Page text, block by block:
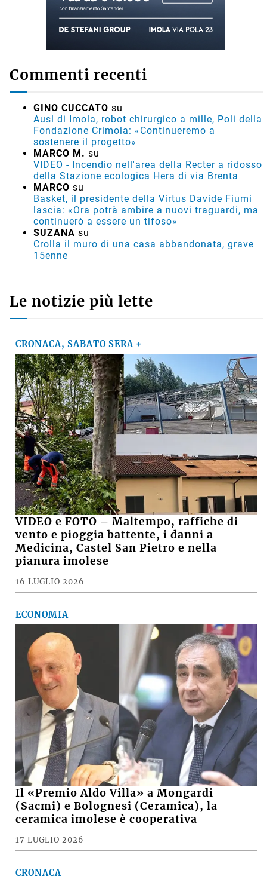
Commenti recenti
GINO CUCCATO su
Ausl di Imola, robot chirurgico a mille, Poli della
Fondazione Crimola: «Continueremo a
sostenere il progetto»
MARCO M. su
VIDEO - Incendio nell'area della Recter a ridosso
della Stazione ecologica Hera di via Brenta
MARCO su
Basket, il presidente della Virtus Davide Fiumi
lascia: «Ora potrà ambire a nuovi traguardi, ma
continuerò a essere un tifoso»
SUZANA su
Crolla il muro di una casa abbandonata, grave
15enne
Le notizie più lette
CRONACA, SABATO SERA +
VIDEO e FOTO – Maltempo, raffiche di
vento e pioggia battente, i danni a
Medicina, Castel San Pietro e nella
pianura imolese
16 LUGLIO 2026
ECONOMIA
Il «Premio Aldo Villa» a Mongardi
(Sacmi) e Bolognesi (Ceramica), la
ceramica imolese è cooperativa
17 LUGLIO 2026
CRONACA